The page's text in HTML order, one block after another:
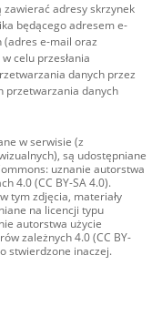
adresy skrzynek
będącego adresem e-
(adres e-mail oraz
celu przesłania
danych przez
przetwarzania danych
w serwisie (z
są udostępniane
uznanie autorstwa
4.0 (CC BY-SA 4.0).
tym zdjęcia, materiały
na licencji typu
autorstwa użycie
zależnych 4.0 (CC BY-
stwierdzone inaczej.